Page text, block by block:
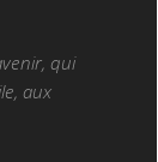
qui
aux